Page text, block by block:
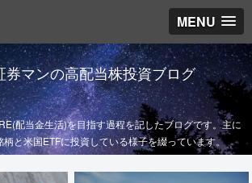
MENU
券マンの高配当株投資ブログ
配当金生活)を目指す過程を記したブログです。主に
柄と米国ETFに投資している様子を綴っています。